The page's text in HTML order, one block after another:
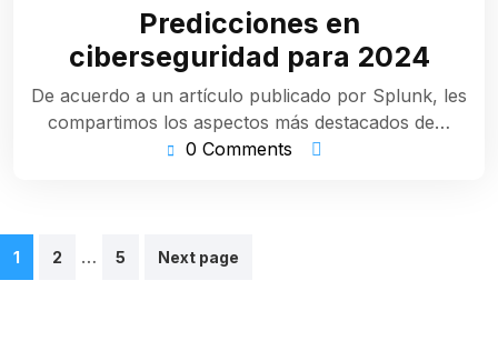
13,
2024
Predicciones en
ciberseguridad para 2024
De acuerdo a un artículo publicado por Splunk, les
compartimos los aspectos más destacados de…
0 Comments
Paginación
de
1 2 … 5 Next page